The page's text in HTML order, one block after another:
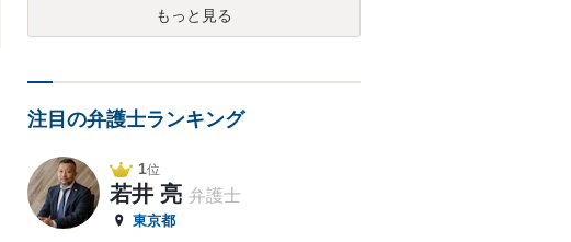
もっと見る
注目の弁護士ランキング
1位
若井 亮 弁護士
東京都